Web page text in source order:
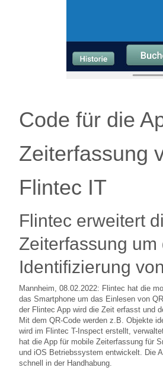
Code für die
Zeiterfassung
Flintec IT
Flintec erweitert
Zeiterfassung um
Identifizierung
Mannheim, 08.02.2022: Flintec hat die
das Smartphone um das Einlesen von
der Flintec App wird die Zeit erfasst und
Mit dem QR-Code werden z.B. Objekte
wird im Flintec T-Inspect erstellt,
hat die App für mobile Zeiterfassung für
und iOS Betriebssystem entwickelt. Die
schnell in der Handhabung.